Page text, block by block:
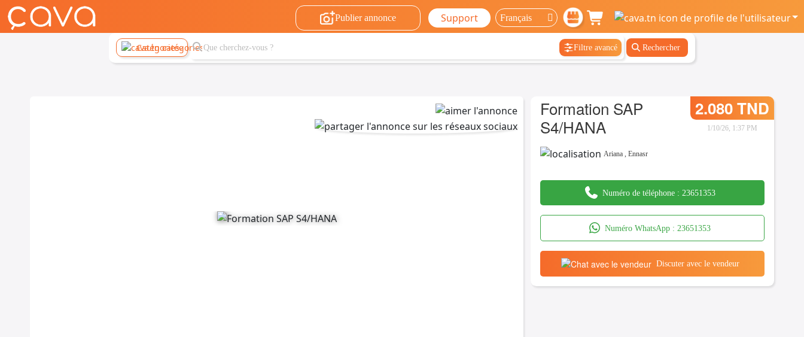
Publier annonce Support
Catégories Filtre avancé Rechercher
Formation SAP
S4/HANA
2.080 TND
1/10/26, 1:37 PM
Ariana ,Ennasr
Numéro de téléphone : 23651353
Numéro WhatsApp : 23651353
Discuter avec le vendeur